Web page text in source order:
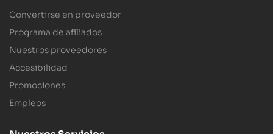
Convertirse en proveedor
Programa de afiliados
Nuestros proveedores
Accesibilidad
Promociones
Empleos